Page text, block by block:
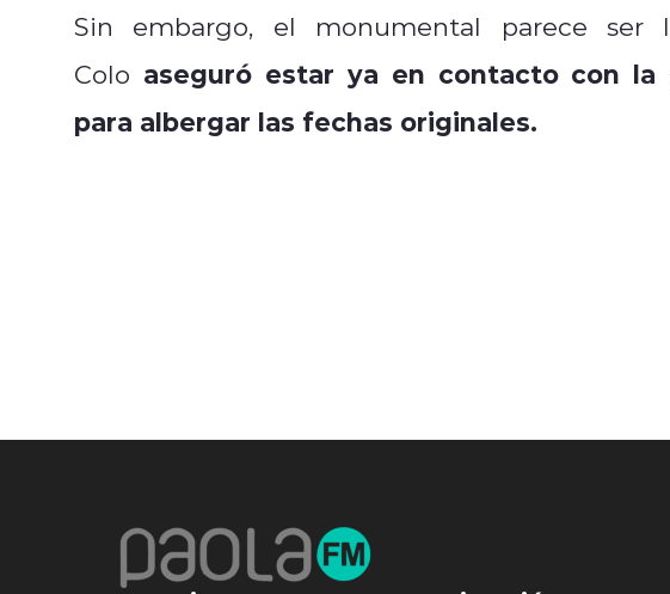
Sin embargo, el monumental parece ser
Colo aseguró estar ya en contacto con
para albergar las fechas originales.